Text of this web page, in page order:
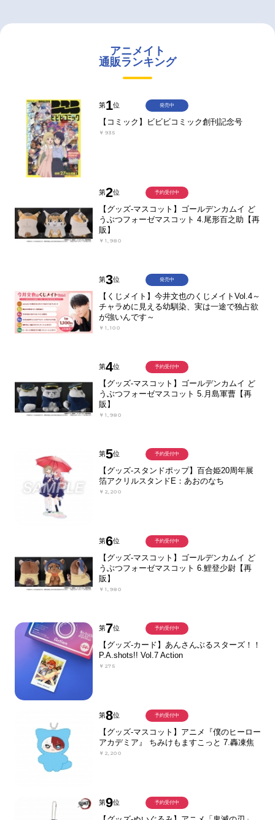
アニメイト
通販ランキング
第1位
【コミック】ビビビコミック創刊記念号
￥935
発売中
第2位
【グッズ-マスコット】ゴールデンカムイ ど
うぶつフォーゼマスコット 4.尾形百之助【再
販】
￥1,980
予約受付中
第3位
【くじメイト】今井文也のくじメイトVol.4～
チャラめに見える幼馴染、実は一途で独占欲
が強いんです～
￥1,100
発売中
第4位
【グッズ-マスコット】ゴールデンカムイ ど
うぶつフォーゼマスコット 5.月島軍曹【再
販】
￥1,980
予約受付中
第5位
【グッズ-スタンドポップ】百合姫20周年展
箔アクリルスタンドE：あおのなち
￥2,200
予約受付中
第6位
【グッズ-マスコット】ゴールデンカムイ ど
うぶつフォーゼマスコット 6.鯉登少尉【再
販】
￥1,980
予約受付中
第7位
【グッズ-カード】あんさんぶるスターズ！！
P.A.shots!! Vol.7 Action
￥275
予約受付中
第8位
【グッズ-マスコット】アニメ『僕のヒーロー
アカデミア』 ちみけもますこっと 7.轟凍焦
￥2,200
予約受付中
第9位 予約受付中